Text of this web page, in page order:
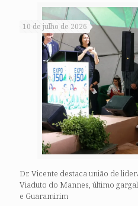
10 de julho de 2026
Dr. Vicente destaca união de
Viaduto do Mannes, último
e Guaramirim